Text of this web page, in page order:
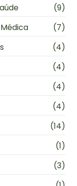
(9)
(7)
(4)
(4)
(4)
(4)
(14)
(1)
(3)